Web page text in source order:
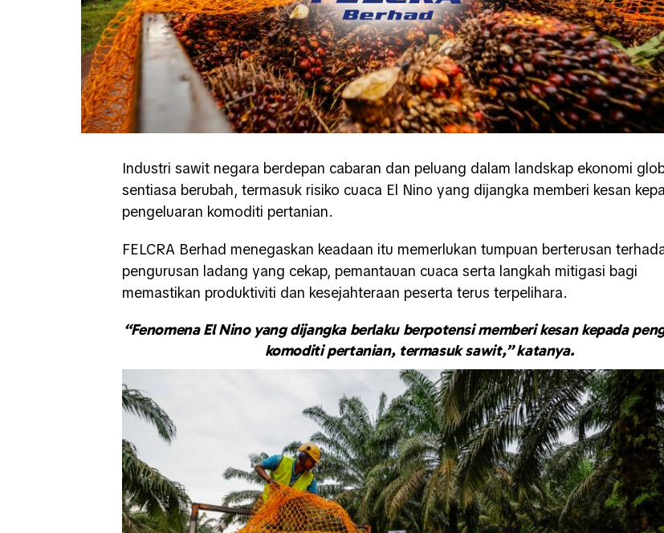
Industri sawit negara berdepan cabaran dan peluang dalam landskap ekonomi
sentiasa berubah, termasuk risiko cuaca El Nino yang dijangka memberi kesan
pengeluaran komoditi pertanian.
FELCRA Berhad menegaskan keadaan itu memerlukan tumpuan berterusan
pengurusan ladang yang cekap, pemantauan cuaca serta langkah mitigasi bagi
memastikan produktiviti dan kesejahteraan peserta terus terpelihara.
“Fenomena El Nino yang dijangka berlaku berpotensi memberi kesan kepada
komoditi pertanian, termasuk sawit,” katanya.